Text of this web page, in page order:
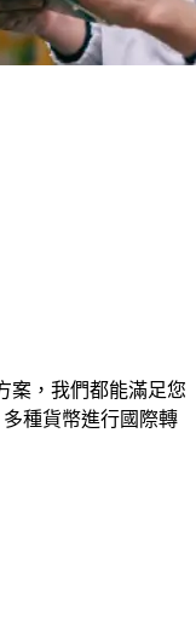
案，我們都能滿足您
種貨幣進行國際轉